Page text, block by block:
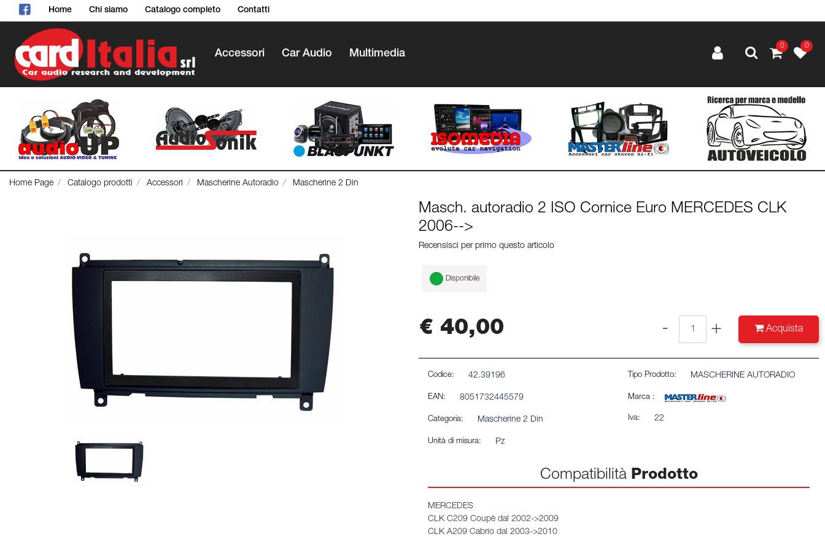
Home Chi siamo Catalogo completo Contatti
Accessori Car Audio Multimedia
0 0
Home Page Catalogo prodotti Accessori Mascherine Autoradio Mascherine 2 Din
Masch. autoradio 2 ISO Cornice Euro MERCEDES CLK
2006-->
Recensisci per primo questo articolo
Disponibile
€ 40,00 Acquista
Codice: 42.39196
EAN: 8051732445579
Categoria: Mascherine 2 Din
Unità di misura: Pz
Tipo Prodotto: MASCHERINE AUTORADIO
Marca :
Iva: 22
Compatibilità Prodotto
MERCEDES
CLK C209 Coupè dal 2002->2009
CLK A209 Cabrio dal 2003->2010